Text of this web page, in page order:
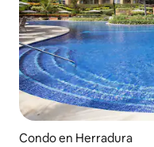
Condo en Herradura